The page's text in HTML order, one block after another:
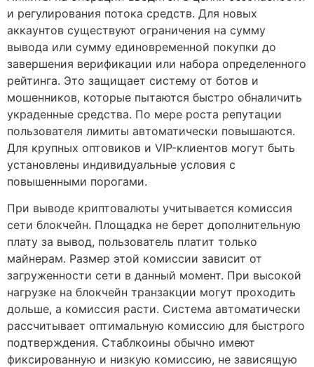
и регулирования потока средств. Для новых
аккаунтов существуют ограничения на сумму
вывода или сумму единовременной покупки до
завершения верификации или набора определенного
рейтинга. Это защищает систему от ботов и
мошенников, которые пытаются быстро обналичить
украденные средства. По мере роста репутации
пользователя лимиты автоматически повышаются.
Для крупных оптовиков и VIP-клиентов могут быть
установлены индивидуальные условия с
повышенными порогами.
При выводе криптовалюты учитывается комиссия
сети блокчейн. Площадка не берет дополнительную
плату за вывод, пользователь платит только
майнерам. Размер этой комиссии зависит от
загруженности сети в данный момент. При высокой
нагрузке на блокчейн транзакции могут проходить
дольше, а комиссия расти. Система автоматически
рассчитывает оптимальную комиссию для быстрого
подтверждения. Стаблкоины обычно имеют
фиксированную и низкую комиссию, не зависящую